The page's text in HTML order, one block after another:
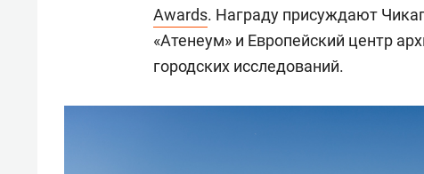
Awards. Награду присуждают
«Атенеум» и Европейский центр
городских исследований.